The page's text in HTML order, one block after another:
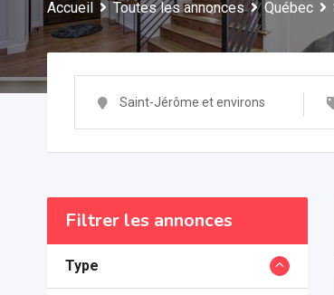
Accueil Toutes les annonces Québec
Filtrer les annonces
Type